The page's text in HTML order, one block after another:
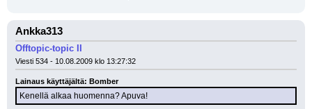
Ankka313
Offtopic-topic II
Viesti 534 - 10.08.2009 klo 13:27:32
Lainaus käyttäjältä: Bomber
Kenellä alkaa huomenna? Apuva!